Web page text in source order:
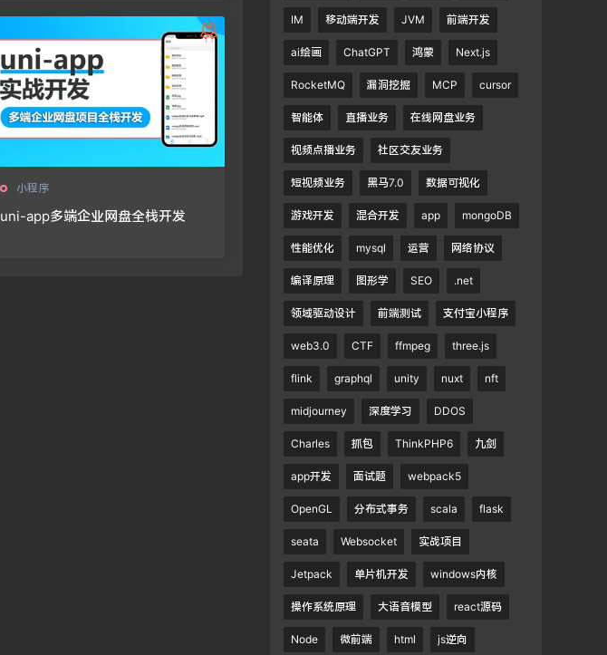
小程序
uni-app多端企业网盘全栈开发
IM 移动端开发 JVM 前端开发
ai绘画 ChatGPT 鸿蒙 Next.js
RocketMQ 漏洞挖掘 MCP cursor
智能体 直播业务 在线网盘业务
视频点播业务 社区交友业务
短视频业务 黑马7.0 数据可视化
游戏开发 混合开发 app mongoDB
性能优化 mysql 运营 网络协议
编译原理 图形学 SEO .net
领域驱动设计 前端测试 支付宝小程序
web3.0 CTF ffmpeg three.js
flink graphql unity nuxt nft
midjourney 深度学习 DDOS
Charles 抓包 ThinkPHP6 九剑
app开发 面试题 webpack5
OpenGL 分布式事务 scala flask
seata Websocket 实战项目
Jetpack 单片机开发 windows内核
操作系统原理 大语音模型 react源码
Node 微前端 html js逆向